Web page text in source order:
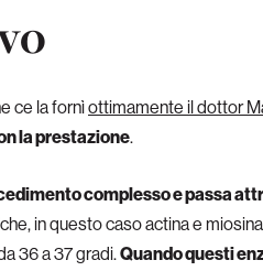
ce la fornìottimamente il dottor
la prestazione.
complesso e passa
in questo caso actina e
36 a 37 gradi.Quando questi